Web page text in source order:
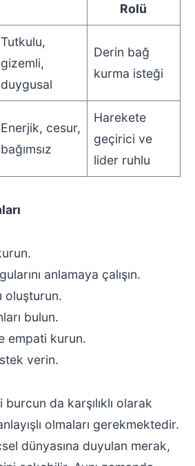
Rolü
Tutkulu,
gizemli,
duygusal
Derin bağ
kurma isteği
Enerjik, cesur,
bağımsız
Harekete
geçirici ve
lider ruhlu
anlamaya çalışın.
oluşturun.
bulun.
empati kurun.
verin.
da karşılıklı olarak
olmaları gerekmektedir.
dünyasına duyulan merak,